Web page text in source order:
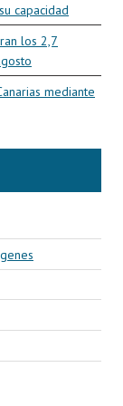
capacidad
los 2,7
mediante